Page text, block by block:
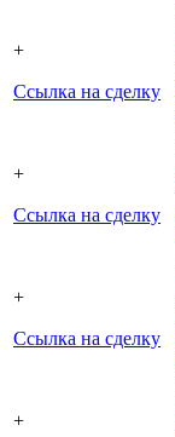
+
Ссылка на сделку
+
Ссылка на сделку
+
Ссылка на сделку
+